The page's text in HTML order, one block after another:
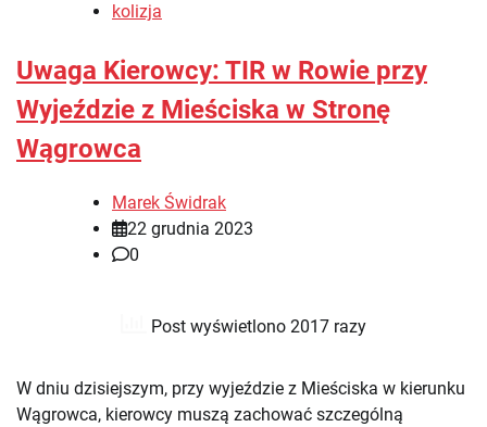
kolizja
Uwaga Kierowcy: TIR w Rowie przy
Wyjeździe z Mieściska w Stronę
Wągrowca
Marek Świdrak
22 grudnia 2023
0
Post wyświetlono 2017 razy
W dniu dzisiejszym, przy wyjeździe z Mieściska w kierunku
Wągrowca, kierowcy muszą zachować szczególną